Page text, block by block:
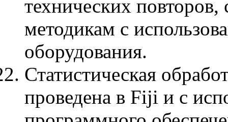
технических
методикам с
оборудования.
Статистическая
проведена в Fiji и с